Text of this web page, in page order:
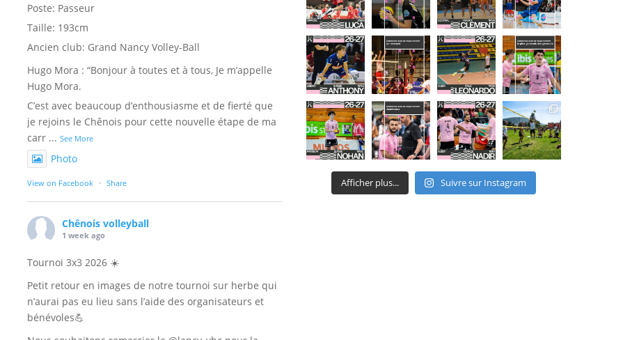
Poste: Passeur
Taille: 193cm
Ancien club: Grand Nancy Volley-Ball
Hugo Mora : “Bonjour à toutes et à tous, Je m’appelle
Hugo Mora.
C’est avec beaucoup d’enthousiasme et de fierté que
je rejoins le Chênois pour cette nouvelle étape de ma
carr ... See More
Photo
View on Facebook · Share
Chênois volleyball
1 week ago
Tournoi 3x3 2026 ☀️
Petit retour en images de notre tournoi sur herbe qui
n’aurai pas eu lieu sans l’aide des organisateurs et
bénévoles💪
Afficher plus... Suivre sur Instagram